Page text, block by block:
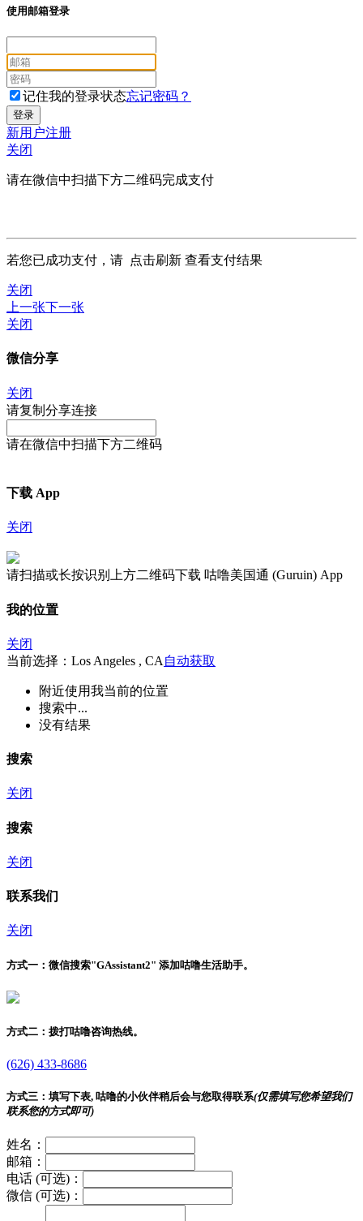
使用邮箱登录
记住我的登录状态忘记密码？
新用户注册
关闭
请在微信中扫描下方二维码完成支付
若您已成功支付，请 点击刷新 查看支付结果
关闭
上一张下一张
关闭
微信分享
关闭
请复制分享连接
请在微信中扫描下方二维码
下载 App
关闭
请扫描或长按识别上方二维码下载 咕噜美国通 (Guruin) App
我的位置
关闭
当前选择：Los Angeles , CA 自动获取
附近使用我当前的位置
搜索中...
没有结果
搜索
关闭
搜索
关闭
联系我们
关闭
方式一： 微信搜索"GAssistant2" 添加咕噜生活助手。
方式二： 拨打咕噜咨询热线。
(626) 433-8686
方式三： 填写下表, 咕噜的小伙伴稍后会与您取得联系(仅需填写您希望我们
联系您的方式即可)
姓名：
邮箱：
电话 (可选)：
微信 (可选)：